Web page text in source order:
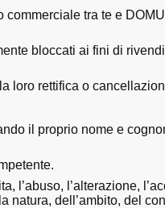
tra te e
bloccati ai fini di
loro rettifica o
il proprio nome e
l’abuso, l’alterazione,
dell’ambito, del